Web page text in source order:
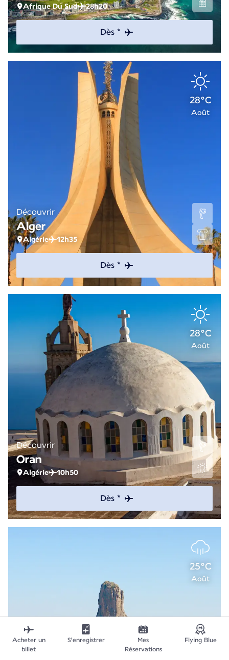
Afrique Du Sud 28h20
Dès *
28°C
Août
Découvrir
Alger
Algérie 12h35
Dès *
28°C
Août
Découvrir
Oran
Algérie 10h50
Dès *
25°C
Août
Acheter un
billet
S'enregistrer
Mes
Réservations
Flying Blue